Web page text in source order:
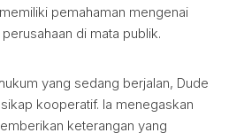
pemahaman mengenai
di mata publik.
yang sedang berjalan, Dude
kooperatif. Ia menegaskan
keterangan yang